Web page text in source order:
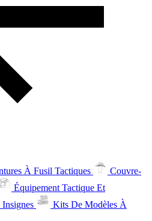
À Fusil Tactiques
Couvre-
Équipement Tactique Et
Insignes
Kits De Modèles À